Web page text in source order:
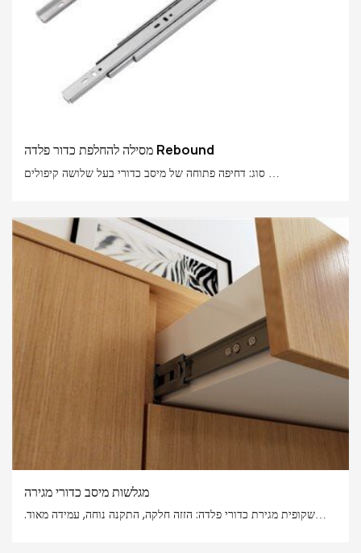
מסילה להחלפת כדור פלדה Rebound
פער התקנה: 12.7±0.2 מ"מ
גימור צינור: מצופה אבץ/ שחור אלקטרופורזה
חומר: יריעת פלדה מחוזקת מגולגלת קרה
מגלשות מיסב כדורי מגירה
שקופית מגירת כדורי פלדה: הזזה חלקה, התקנה נוחה, עמידה מאוד.